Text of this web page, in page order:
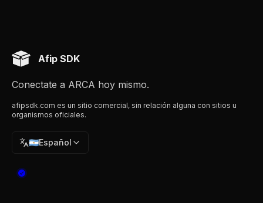
Afip SDK
Conectate a ARCA hoy mismo.
afipsdk.com es un sitio comercial, sin relación alguna con sitios u
organismos oficiales.
🇦🇷Español